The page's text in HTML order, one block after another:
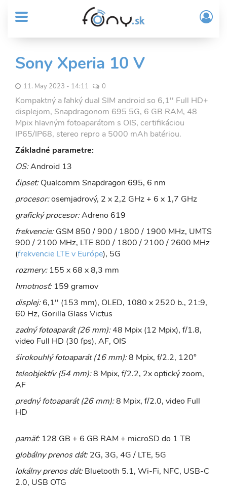
obsah
MENU
Sub
Header
menu
User
account
menu
/
Sony Xperia 10 V
11. May 2023 - 14:11 0
Kompaktný a ľahký dual SIM android so 6,1'' Full HD+
displejom, Snapdragonom 695 5G, 6 GB RAM, 48
Mpix hlavným fotoaparátom s OIS, certifikáciou
IP65/IP68, stereo repro a 5000 mAh batériou.
Základné parametre:
OS:Android 13
čipset:Qualcomm Snapdragon 695, 6 nm
procesor:osemjadrový, 2 x 2,2 GHz + 6 x 1,7 GHz
grafický procesor:Adreno 619
frekvencie:GSM 850 / 900 / 1800 / 1900 MHz, UMTS
900 / 2100 MHz, LTE 800 / 1800 / 2100 / 2600 MHz
(frekvencie LTE v Európe), 5G
rozmery: 155 x 68 x 8,3 mm
hmotnosť: 159 gramov
displej:6,1'' (153 mm), OLED, 1080 x 2520 b., 21:9,
60 Hz, Gorilla Glass Victus
zadný fotoaparát (26 mm):48 Mpix (12 Mpix), f/1.8,
video Full HD (30 fps), AF, OIS
širokouhlý fotoaparát (16 mm):8 Mpix, f/2.2, 120°
teleobjektív (54 mm):8 Mpix, f/2.2, 2x optický zoom,
AF
predný fotoaparát (26 mm):8 Mpix, f/2.0, video Full
HD
pamäť:128 GB + 6 GB RAM + microSD do 1 TB
globálny prenos dát:2G, 3G, 4G / LTE, 5G
lokálny prenos dát:Bluetooth 5.1, Wi-Fi, NFC, USB-C
2.0, USB OTG